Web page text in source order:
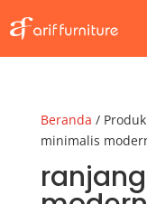
Beranda /
minimalis